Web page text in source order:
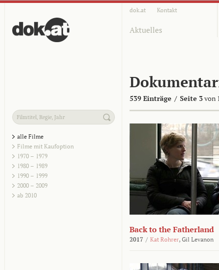
dok.at Kontakt
Aktuelles
539 Einträge / Seite 3von
alle Filme
Filme mit Kaufoption
1970 – 1979
1980 – 1989
1990 – 1999
2000 – 2009
ab 2010
Back to the Fatherland
2017 / Kat Rohrer, Gil Levanon